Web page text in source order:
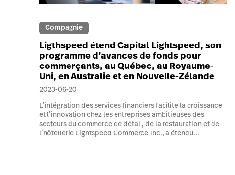
Compagnie
Ligthspeed étend Capital Lightspeed, son
programme d’avances de fonds pour
commerçants, au Québec, au Royaume-
Uni, en Australie et en Nouvelle-Zélande
2023-06-20
L’intégration des services financiers facilite la croissance
et l’innovation chez les entreprises ambitieuses des
secteurs du commerce de détail, de la restauration et de
l’hôtellerie Lightspeed Commerce Inc., a étendu...